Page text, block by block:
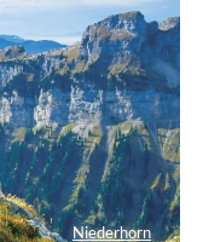
Niederhorn